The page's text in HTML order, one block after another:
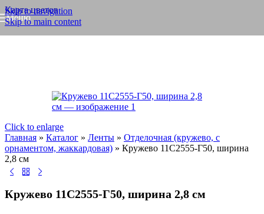
Карта цветов
Skip to navigation
Skip to main content
Меню
Click to enlarge
Главная » Каталог » Ленты » Отделочная (кружево, с
орнаментом, жаккардовая) » Кружево 11С2555-Г50, ширина
2,8 см
Кружево 11С2555-Г50, ширина 2,8 см